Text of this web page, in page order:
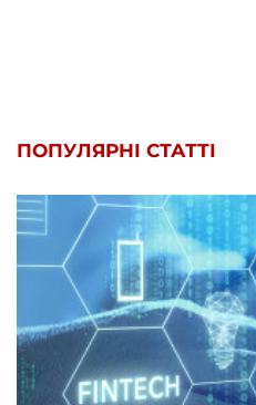
ПОПУЛЯРНІ СТАТТІ